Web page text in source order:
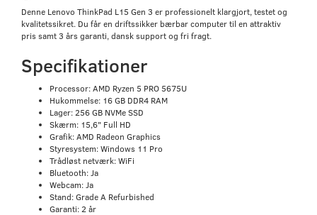
Denne Lenovo ThinkPad L15 Gen 3 er professionelt klargjort, testet og
kvalitetssikret. Du får en driftssikker bærbar computer til en attraktiv
pris samt 3 års garanti, dansk support og fri fragt.
Specifikationer
Processor: AMD Ryzen 5 PRO 5675U
Hukommelse: 16 GB DDR4 RAM
Lager: 256 GB NVMe SSD
Skærm: 15,6" Full HD
Grafik: AMD Radeon Graphics
Styresystem: Windows 11 Pro
Trådløst netværk: WiFi
Bluetooth: Ja
Webcam: Ja
Stand: Grade A Refurbished
Garanti: 2 år